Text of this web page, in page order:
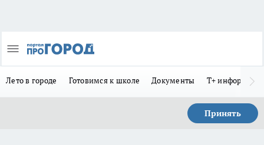
Лето в городе Готовимся к школе Документы Т+
Принять